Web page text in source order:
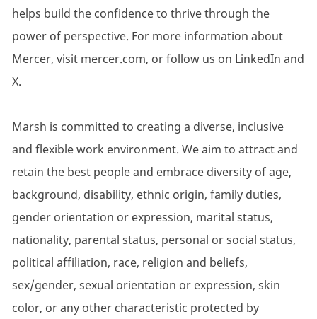
helps build the confidence to thrive through the
power of perspective. For more information about
Mercer, visit mercer.com, or follow us on LinkedIn and
X.
Marsh is committed to creating a diverse, inclusive
and flexible work environment. We aim to attract and
retain the best people and embrace diversity of age,
background, disability, ethnic origin, family duties,
gender orientation or expression, marital status,
nationality, parental status, personal or social status,
political affiliation, race, religion and beliefs,
sex/gender, sexual orientation or expression, skin
color, or any other characteristic protected by